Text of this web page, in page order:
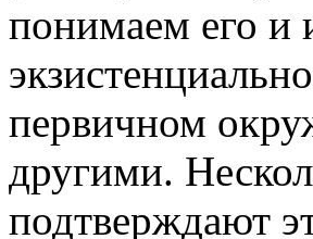
понимаем его и
первичном
другими.
подтверждают